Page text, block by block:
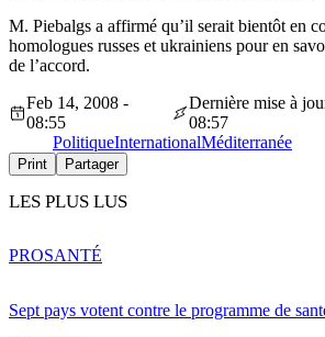
M. Piebalgs a affirmé qu’il serait bientôt en
homologues russes et ukrainiens pour en
de l’accord.
Feb 14, 2008 -
08:55
Dernière mise à
08:57
PolitiqueInternationalMéditerranée
Print Partager
LES PLUS LUS
Sept pays votent contre le programme de
PROSANTÉ